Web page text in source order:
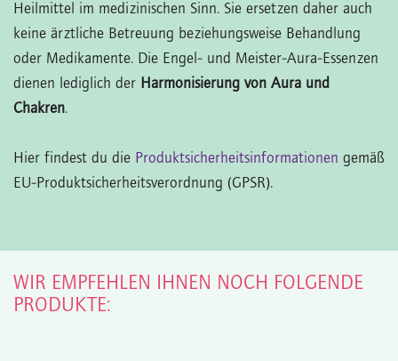
Heilmittel im medizinischen Sinn. Sie ersetzen daher auch
keine ärztliche Betreuung beziehungsweise Behandlung
oder Medikamente. Die Engel- und Meister-Aura-Essenzen
dienen lediglich der Harmonisierung von Aura und
Chakren.
Hier findest du die Produktsicherheitsinformationen gemäß
EU-Produktsicherheitsverordnung (GPSR).
WIR EMPFEHLEN IHNEN NOCH FOLGENDE
PRODUKTE: